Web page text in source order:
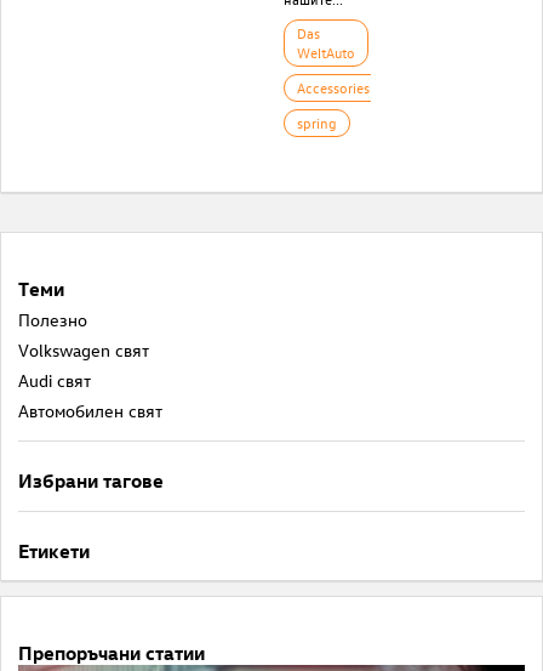
Das
WeltAuto
Accessories
spring
Теми
Полезнo
Volkswagen свят
Audi свят
Автомобилен свят
Избрани тагове
Етикети
Препоръчани статии